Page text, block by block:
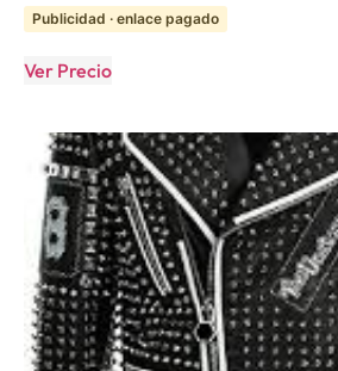
Publicidad · enlace pagado
Ver Precio